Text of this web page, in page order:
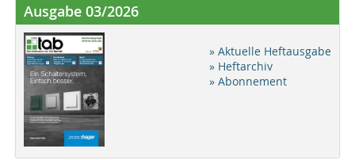
Ausgabe 03/2026
» Aktuelle Heftausgabe
» Heftarchiv
» Abonnement